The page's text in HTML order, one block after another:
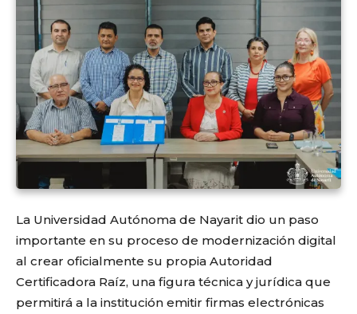
La Universidad Autónoma de Nayarit dio un paso
importante en su proceso de modernización digital
al crear oficialmente su propia Autoridad
Certificadora Raíz, una figura técnica y jurídica que
permitirá a la institución emitir firmas electrónicas